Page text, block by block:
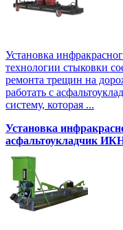
Установка
технологии стыковки
ремонта трещин на
работать с
систему, которая ...
Установка
асфальтоукладчик